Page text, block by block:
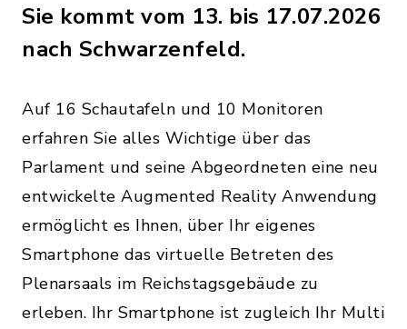
Sie kommt vom 13. bis 17.07.2026
nach Schwarzenfeld.
Auf 16 Schautafeln und 10 Monitoren
erfahren Sie alles Wichtige über das
Parlament und seine Abgeordneten eine neu
entwickelte Augmented Reality Anwendung
ermöglicht es Ihnen, über Ihr eigenes
Smartphone das virtuelle Betreten des
Plenarsaals im Reichstagsgebäude zu
erleben. Ihr Smartphone ist zugleich Ihr Multi